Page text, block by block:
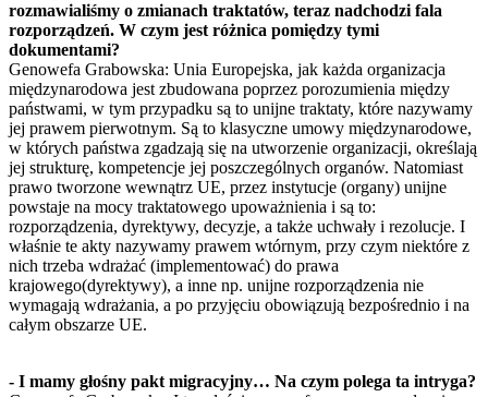
rozmawialiśmy o zmianach traktatów, teraz nadchodzi fala
rozporządzeń. W czym jest różnica pomiędzy tymi
dokumentami?
Genowefa Grabowska: Unia Europejska, jak każda organizacja
międzynarodowa jest zbudowana poprzez porozumienia między
państwami, w tym przypadku są to unijne traktaty, które nazywamy
jej prawem pierwotnym. Są to klasyczne umowy międzynarodowe,
w których państwa zgadzają się na utworzenie organizacji, określają
jej strukturę, kompetencje jej poszczególnych organów. Natomiast
prawo tworzone wewnątrz UE, przez instytucje (organy) unijne
powstaje na mocy traktatowego upoważnienia i są to:
rozporządzenia, dyrektywy, decyzje, a także uchwały i rezolucje. I
właśnie te akty nazywamy prawem wtórnym, przy czym niektóre z
nich trzeba wdrażać (implementować) do prawa
krajowego(dyrektywy), a inne np. unijne rozporządzenia nie
wymagają wdrażania, a po przyjęciu obowiązują bezpośrednio i na
całym obszarze UE.
- I mamy głośny pakt migracyjny… Na czym polega ta intryga?